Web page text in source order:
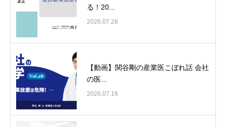
る！20...
2026.07.28
【動画】関谷剛の産業医こぼれ話 会社
の医...
2026.07.16